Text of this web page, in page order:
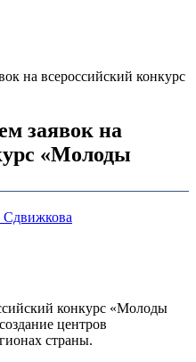
на всероссийский конкурс
заявок на
«Молоды
Сдвижкова
конкурс «Молоды
центров
страны.